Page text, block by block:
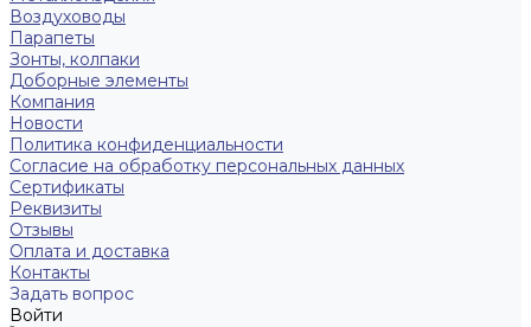
Воздуховоды
Парапеты
Зонты, колпаки
Доборные элементы
Компания
Новости
Политика конфиденциальности
Согласие на обработку персональных данных
Сертификаты
Реквизиты
Отзывы
Оплата и доставка
Контакты
Задать вопрос
Войти